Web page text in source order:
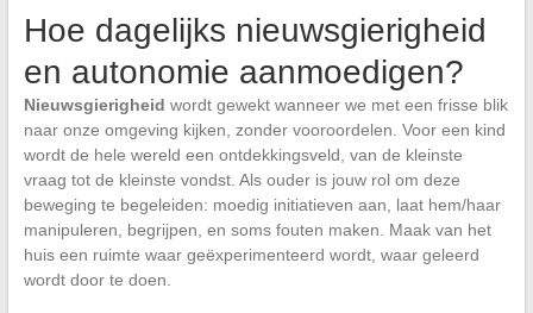
Hoe dagelijks nieuwsgierigheid
en autonomie aanmoedigen?
Nieuwsgierigheid wordt gewekt wanneer we met een frisse blik
naar onze omgeving kijken, zonder vooroordelen. Voor een kind
wordt de hele wereld een ontdekkingsveld, van de kleinste
vraag tot de kleinste vondst. Als ouder is jouw rol om deze
beweging te begeleiden: moedig initiatieven aan, laat hem/haar
manipuleren, begrijpen, en soms fouten maken. Maak van het
huis een ruimte waar geëxperimenteerd wordt, waar geleerd
wordt door te doen.